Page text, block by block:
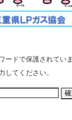
ードで保護されてい
してください。